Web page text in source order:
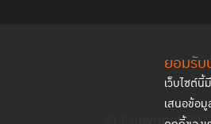
ยอมรับ
เว็บไซต์
เสนอข้อมู